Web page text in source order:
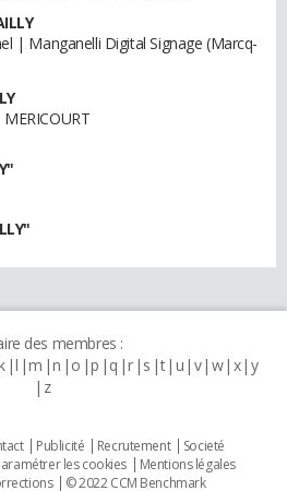
| Manganelli Digital Signage (Marcq-
des membres :
l m n o p q r s t u v w x y
z
Publicité Recrutement
Societé
les cookies
Mentions légales
© 2022 CCM Benchmark